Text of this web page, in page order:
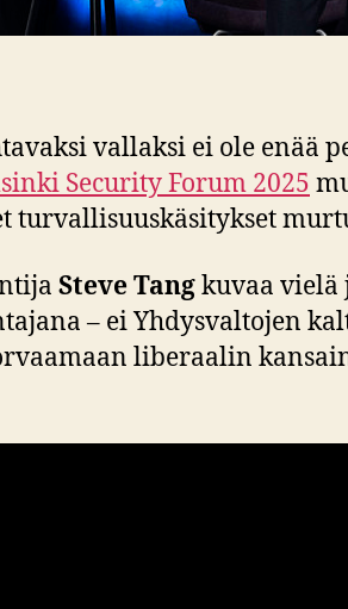
vallaksi ei ole enää
Security Forum 2025
turvallisuuskäsitykset
Steve Tangkuvaa vielä
– ei Yhdysvaltojen
liberaalin